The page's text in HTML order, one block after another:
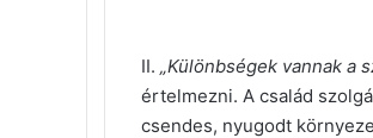
II. „Különbségek vannak a
értelmezni. A család
csendes, nyugodt